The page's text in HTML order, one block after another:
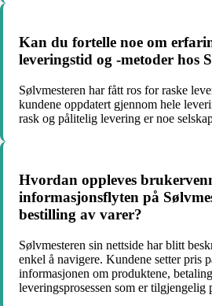
Kan du fortelle noe om
leveringstid og -metoder hos
Sølvmesteren har fått ros for raske
kundene oppdatert gjennom hele
rask og pålitelig levering er noe
Hvordan oppleves
informasjonsflyten på
bestilling av varer?
Sølvmesteren sin nettside har blitt
enkel å navigere. Kundene setter pris
informasjonen om produktene,
leveringsprosessen som er tilgjengelig